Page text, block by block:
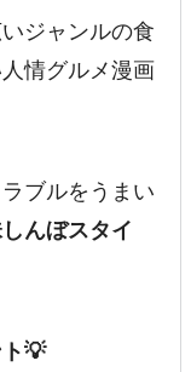
ジャンルの食
情グルメ漫画
ブルをうまい
んぼスタイ
💡